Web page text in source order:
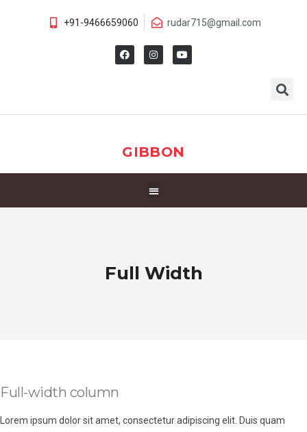
+91-9466659060 rudar715@gmail.com
GIBBON
Full Width
Full-width column
Lorem ipsum dolor sit amet, consectetur adipiscing elit. Duis quam